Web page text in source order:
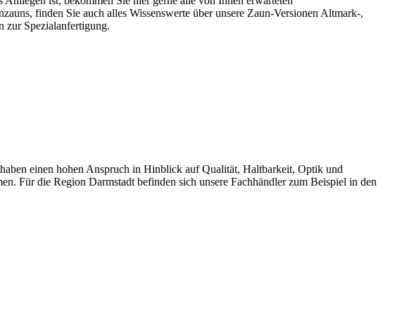
finden Sie auch alles Wissenswerte über unsere Zaun-Versionen Altmark-,
zur Spezialanfertigung.
einen hohen Anspruch in Hinblick auf Qualität, Haltbarkeit, Optik und
Für die Region Darmstadt befinden sich unsere Fachhändler zum Beispiel in den